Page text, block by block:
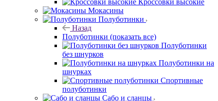
Кроссовки высокие
Мокасины
Полуботинки
Назад
Полуботинки (показать все)
Полуботинки
без шнурков
Полуботинки на
шнурках
Спортивные
полуботинки
Сабо и сланцы